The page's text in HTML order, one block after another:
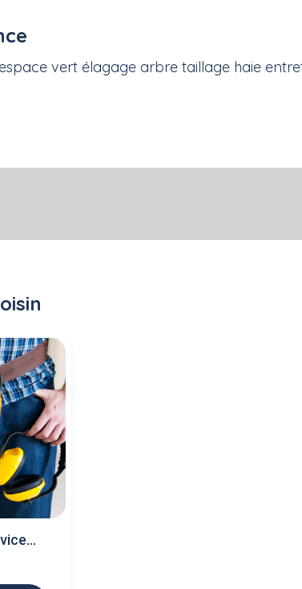
vert élagage arbre taillage haie